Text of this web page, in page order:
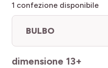
1 confezione disponibile
BULBO
dimensione 13+